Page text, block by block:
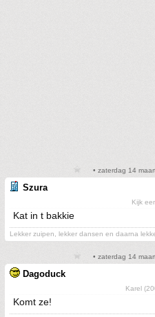
• zaterdag 14
Szura
Kijk
Kat in t bakkie
Lekker zuipen, lekker dansen en daarna
• zaterdag 14
Dagoduck
Karel
Komt ze!